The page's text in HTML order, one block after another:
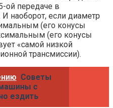
ой передаче в
наоборот, если диаметр
(его конусы
(его конусы
«самой низкой
трансмиссии).
Советы
машины с
ездить